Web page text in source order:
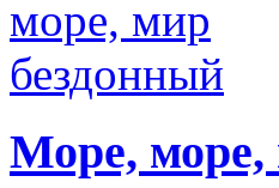
Море, море,